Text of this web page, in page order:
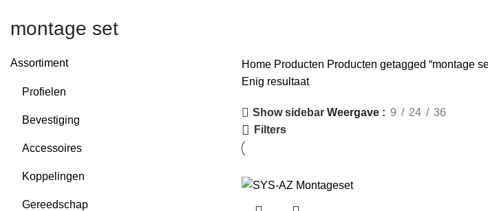
montage set
Assortiment
Profielen
Bevestiging
Accessoires
Koppelingen
Gereedschap
Home Producten Producten getagged “montage
Enig resultaat
Show sidebar Weergave 9 24
36
Filters